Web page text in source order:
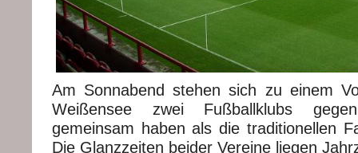
Am Sonnabend stehen sich zu einem
Weißensee zwei Fußballklubs
gemeinsam haben als die traditionellen
Die Glanzzeiten beider Vereine liegen